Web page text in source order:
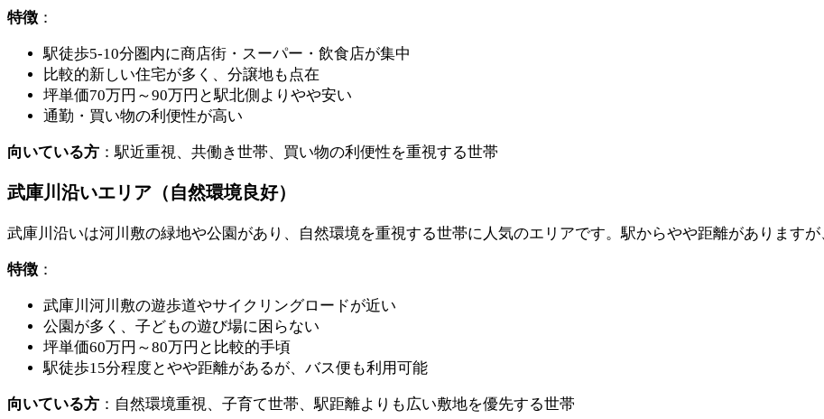
特徴 ：
駅徒歩5-10分圏内に商店街・スーパー・飲食店が集中
比較的新しい住宅が多く、分譲地も点在
坪単価70万円～90万円と駅北側よりやや安い
通勤・買い物の利便性が高い
向いている方 ：駅近重視、共働き世帯、買い物の利便性を重視する世帯
武庫川沿いエリア（自然環境良好）
武庫川沿いは河川敷の緑地や公園があり、自然環境を重視する世帯に人気のエリアです。駅からやや距離がありますが
特徴 ：
武庫川河川敷の遊歩道やサイクリングロードが近い
公園が多く、子どもの遊び場に困らない
坪単価60万円～80万円と比較的手頃
駅徒歩15分程度とやや距離があるが、バス便も利用可能
向いている方 ：自然環境重視、子育て世帯、駅距離よりも広い敷地を優先する世帯